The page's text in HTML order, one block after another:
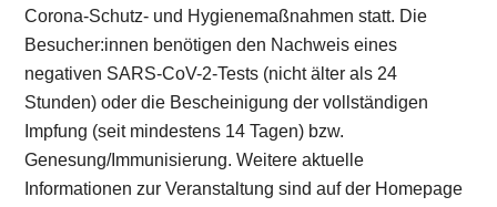
Corona-Schutz- und Hygienemaßnahmen statt. Die
Besucher:innen benötigen den Nachweis eines
negativen SARS-CoV-2-Tests (nicht älter als 24
Stunden) oder die Bescheinigung der vollständigen
Impfung (seit mindestens 14 Tagen) bzw.
Genesung/Immunisierung. Weitere aktuelle
Informationen zur Veranstaltung sind auf der Homepage